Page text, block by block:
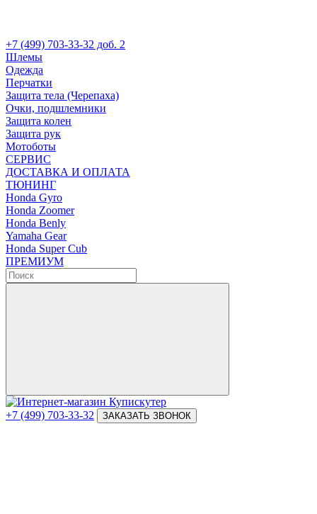
+7 (499) 703-33-32 доб. 2
Шлемы
Одежда
Перчатки
Защита тела (Черепаха)
Очки, подшлемники
Защита колен
Защита рук
Мотоботы
СЕРВИС
ДОСТАВКА И ОПЛАТА
ТЮНИНГ
Honda Gyro
Honda Zoomer
Honda Benly
Yamaha Gear
Honda Super Cub
ПРЕМИУМ
+7 (499) 703-33-32 ЗАКАЗАТЬ ЗВОНОК